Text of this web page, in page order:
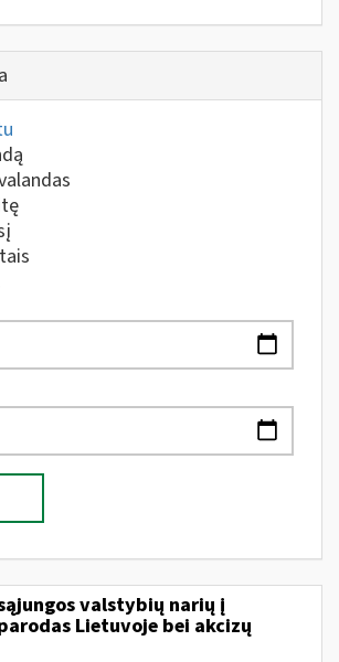
valstybių narių į
Lietuvoje bei akcizų